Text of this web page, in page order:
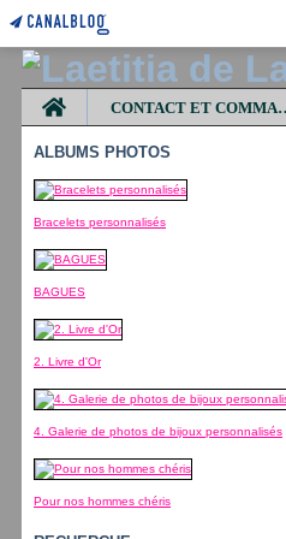
Home
CONTACT
ALBUMS PHOTOS
Bracelets personnalisés
BAGUES
2. Livre d'Or
4. Galerie de photos de bijoux personnalisés
Pour nos hommes chéris